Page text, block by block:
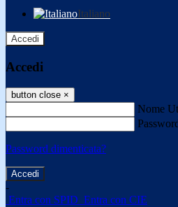
Italiano
Accedi
Accedi
button close ×
Nome
Password dimenticata?
-
Entra con SPID Entra con CIE